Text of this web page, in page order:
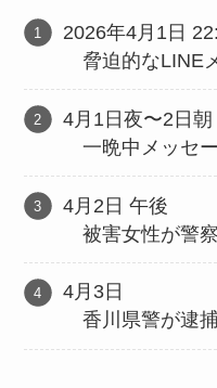
2026年4月1日
脅迫的なLINE
4月1日夜〜2日朝
一晩中メッセ
4月2日 午後
被害女性が警
4月3日
香川県警が逮